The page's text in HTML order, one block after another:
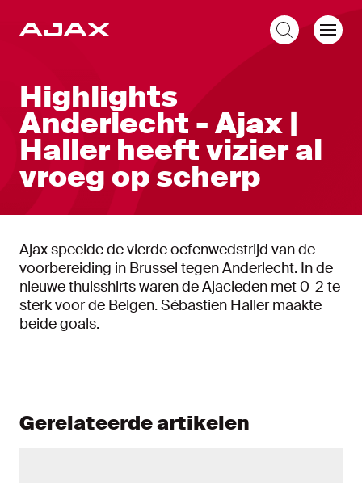
Highlights
Anderlecht - Ajax |
Haller heeft vizier al
vroeg op scherp
Ajax speelde de vierde oefenwedstrijd van de
voorbereiding in Brussel tegen Anderlecht. In de
nieuwe thuisshirts waren de Ajacieden met 0-2 te
sterk voor de Belgen. Sébastien Haller maakte
beide goals.
Gerelateerde artikelen